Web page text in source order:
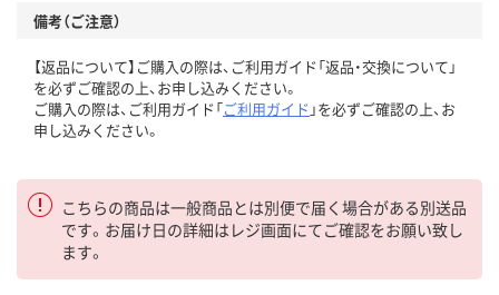
備考（ご注意）
【返品について】ご購入の際は、ご利用ガイド「返品・交換について」
を必ずご確認の上、お申し込みください。
ご購入の際は、ご利用ガイド「ご利用ガイド 」を必ずご確認の上、お
申し込みください。
こちらの商品は一般商品とは別便で届く場合がある別送品
です。お届け日の詳細はレジ画面にてご確認をお願い致し
ます。